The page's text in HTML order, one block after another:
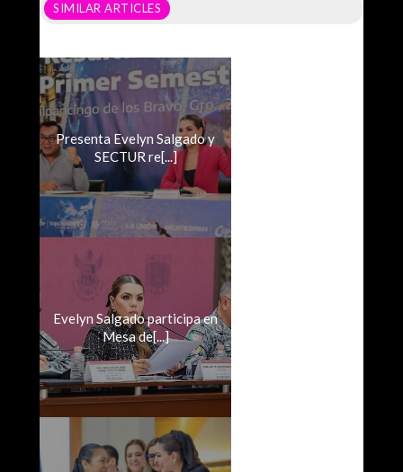
SIMILAR ARTICLES
Presenta Evelyn Salgado y
SECTUR re[...]
Evelyn Salgado participa en
Mesa de[...]